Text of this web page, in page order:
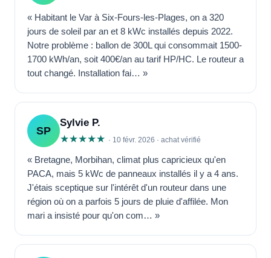
« Habitant le Var à Six-Fours-les-Plages, on a 320
jours de soleil par an et 8 kWc installés depuis 2022.
Notre problème : ballon de 300L qui consommait 1500-
1700 kWh/an, soit 400€/an au tarif HP/HC. Le routeur a
tout changé. Installation fai… »
SP
Sylvie P.
★★★★★ · 10 févr. 2026 · achat vérifié
« Bretagne, Morbihan, climat plus capricieux qu'en
PACA, mais 5 kWc de panneaux installés il y a 4 ans.
J'étais sceptique sur l'intérêt d'un routeur dans une
région où on a parfois 5 jours de pluie d'affilée. Mon
mari a insisté pour qu'on com… »